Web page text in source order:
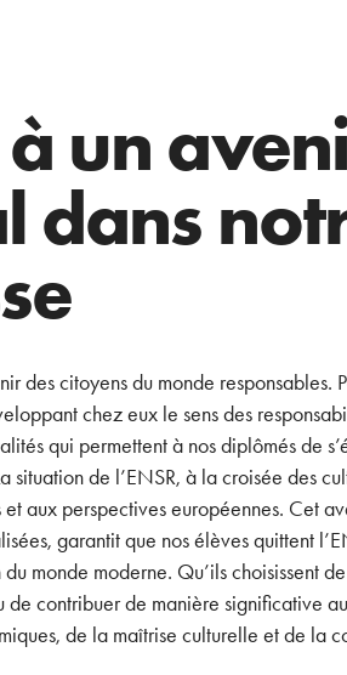
un
dans
des citoyens du monde responsables.
chez eux le sens des
qui permettent à nos diplômés de
situation de l’ENSR, à la croisée des
aux perspectives européennes. Cet
garantit que nos élèves quittent
monde moderne. Qu’ils choisissent
de contribuer de manière significative
de la maîtrise culturelle et de la